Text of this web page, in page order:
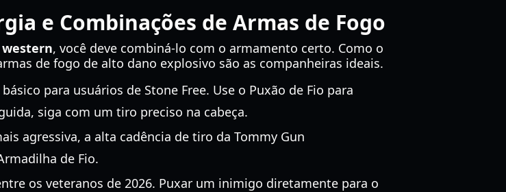
e Combinações de Armas de Fogo
, você deve combiná-lo com o armamento certo. Como o
de fogo de alto dano explosivo são as companheiras ideais.
para usuários de Stone Free. Use o Puxão de Fio para
siga com um tiro preciso na cabeça.
agressiva, a alta cadência de tiro da Tommy Gun
de Fio.
os veteranos de 2026. Puxar um inimigo diretamente para o